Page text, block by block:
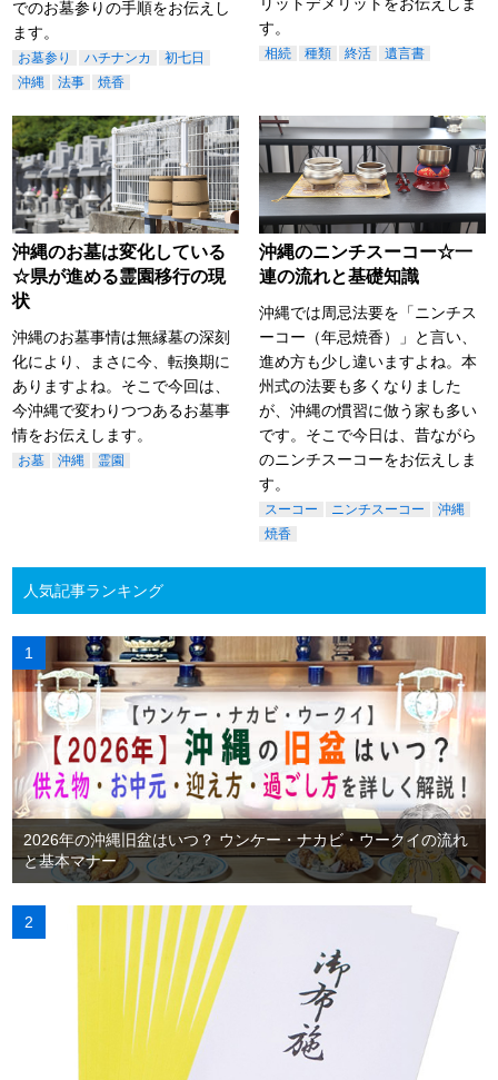
でのお墓参りの手順をお伝えし
ます。
お墓参り ハチナンカ
初七日
沖縄
法事 焼香
す。
相続 種類 終活 遺言書
沖縄のお墓は変化している
☆県が進める霊園移行の現
状
沖縄のお墓事情は無縁墓の深刻
化により、まさに今、転換期に
ありますよね。そこで今回は、
今沖縄で変わりつつあるお墓事
情をお伝えします。
お墓 沖縄 霊園
沖縄のニンチスーコー☆一
連の流れと基礎知識
沖縄では周忌法要を「ニンチス
ーコー（年忌焼香）」と言い、
進め方も少し違いますよね。本
州式の法要も多くなりました
が、沖縄の慣習に倣う家も多い
です。そこで今日は、昔ながら
のニンチスーコーをお伝えしま
す。
スーコー ニンチスーコー
沖縄
焼香
人気記事ランキング
2026年の沖縄旧盆はいつ？ ウンケー・ナカビ・ウークイの流れ
と基本マナー